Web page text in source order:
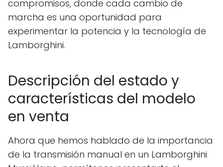
compromisos, donde cada cambio de
marcha es una oportunidad para
experimentar la potencia y la tecnología de
Lamborghini.
Descripción del estado y
características del modelo
en venta
Ahora que hemos hablado de la importancia
de la transmisión manual en un Lamborghini